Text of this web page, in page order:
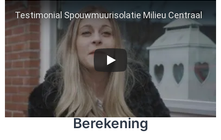
Testimonial Spouwmuurisolatie Milieu Centraal
Berekening